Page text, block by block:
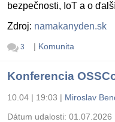
bezpečnosti, IoT a o
Zdroj: namakanyden.sk
3 | Komunita
Konferencia
10.04 | 19:03 | Miroslav
Dátum udalosti: 01.07.2026